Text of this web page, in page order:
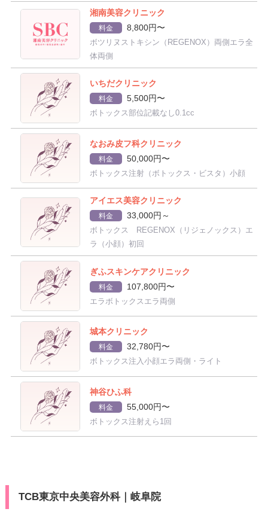
湘南美容クリニック
料金 8,800円〜
ボツリヌストキシン（REGENOX）両側エラ全
体両側
いちだクリニック
料金 5,500円〜
ボトックス部位記載なし0.1cc
なおみ皮フ科クリニック
料金 50,000円〜
ボトックス注射（ボトックス・ビスタ）小顔
アイエス美容クリニック
料金 33,000円～
ボトックス REGENOX（リジェノックス）エ
ラ（小顔）初回
ぎふスキンケアクリニック
料金 107,800円〜
エラボトックスエラ両側
城本クリニック
料金 32,780円〜
ボトックス注入小顔エラ両側・ライト
神谷ひふ科
料金 55,000円〜
ボトックス注射えら1回
TCB東京中央美容外科｜岐阜院